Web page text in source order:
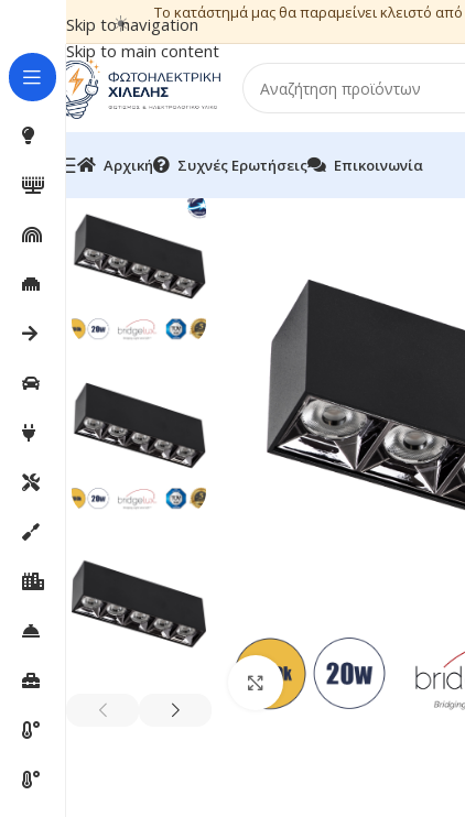
Skip to navigation
Skip to main content
☀️ Το κατάστημά μας θα παραμείνει κλειστό από
Αρχική Συχνές Ερωτήσεις Επικοινωνία
Κλικ για μεγέθυνση